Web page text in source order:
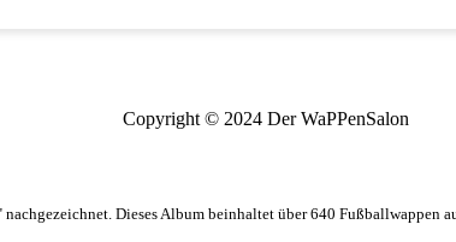
Copyright © 2024 Der WaPPenSalon
Dieses Album beinhaltet über 640 Fußballwappen